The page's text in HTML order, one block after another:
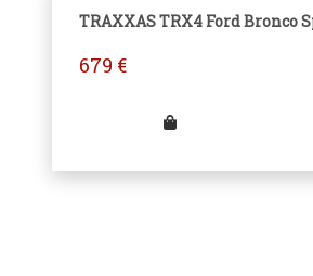
TRAXXAS TRX4 Ford Bronco
679 €